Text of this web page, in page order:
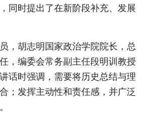
同时提出了在新阶段补充、发展
，胡志明国家政治学院院长，总
，编委会常务副主任段明训教授
话时强调，需要将历史总结与理
；发挥主动性和责任感，并广泛